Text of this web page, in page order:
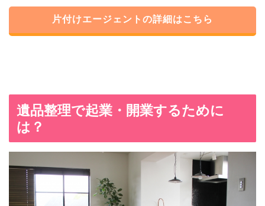
片付けエージェントの詳細はこちら
遺品整理で起業・開業するために
は？